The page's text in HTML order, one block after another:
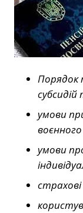
Порядок
субсидій
умови
умови